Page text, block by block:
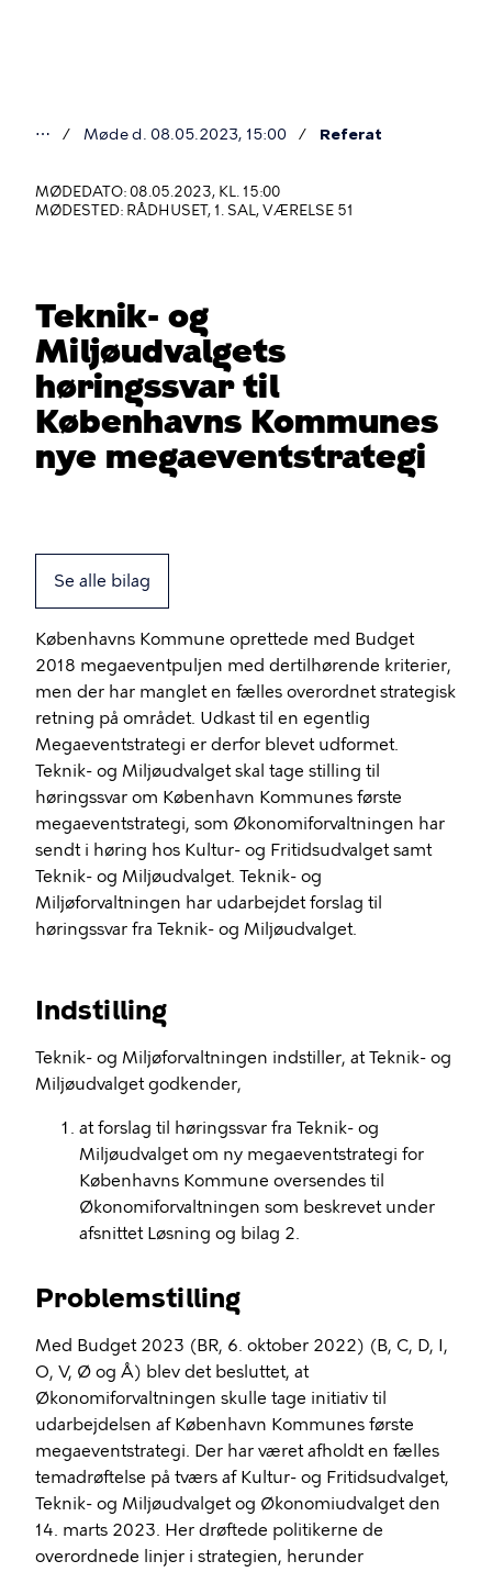
er
her
⋯ Møde d. 08.05.2023, 15:00 Referat
MØDEDATO: 08.05.2023, KL. 15:00
MØDESTED: RÅDHUSET, 1. SAL, VÆRELSE 51
Teknik- og
Miljøudvalgets
høringssvar til
Københavns Kommunes
nye megaeventstrategi
Se alle bilag
Københavns Kommune oprettede med Budget
2018 megaeventpuljen med dertilhørende kriterier,
men der har manglet en fælles overordnet strategisk
retning på området. Udkast til en egentlig
Megaeventstrategi er derfor blevet udformet.
Teknik- og Miljøudvalget skal tage stilling til
høringssvar om København Kommunes første
megaeventstrategi, som Økonomiforvaltningen har
sendt i høring hos Kultur- og Fritidsudvalget samt
Teknik- og Miljøudvalget. Teknik- og
Miljøforvaltningen har udarbejdet forslag til
høringssvar fra Teknik- og Miljøudvalget.
Indstilling
Teknik- og Miljøforvaltningen indstiller, at Teknik- og
Miljøudvalget godkender,
at forslag til høringssvar fra Teknik- og
Miljøudvalget om ny megaeventstrategi for
Københavns Kommune oversendes til
Økonomiforvaltningen som beskrevet under
afsnittet Løsning og bilag 2.
Problemstilling
Med Budget 2023 (BR, 6. oktober 2022) (B, C, D, I,
O, V, Ø og Å) blev det besluttet, at
Økonomiforvaltningen skulle tage initiativ til
udarbejdelsen af København Kommunes første
megaeventstrategi. Der har været afholdt en fælles
temadrøftelse på tværs af Kultur- og Fritidsudvalget,
Teknik- og Miljøudvalget og Økonomiudvalget den
14. marts 2023. Her drøftede politikerne de
overordnede linjer i strategien, herunder